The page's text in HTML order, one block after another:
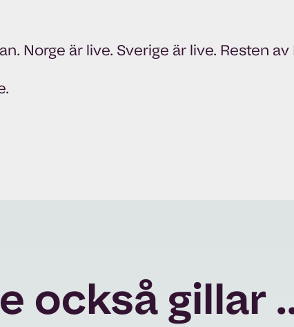
Norge är live. Sverige är live. Resten
också gillar